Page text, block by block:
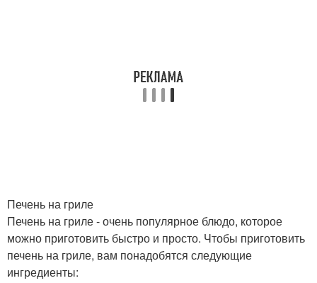
Печень на гриле
Печень на гриле - очень популярное блюдо, которое
можно приготовить быстро и просто. Чтобы приготовить
печень на гриле, вам понадобятся следующие
ингредиенты: